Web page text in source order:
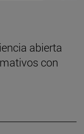
abierta
con